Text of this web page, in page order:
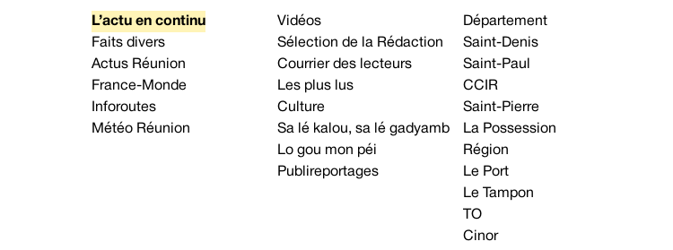
L’actu en continu
Faits divers
Actus Réunion
France-Monde
Inforoutes
Météo Réunion
Vidéos
Sélection de la Rédaction
Courrier des lecteurs
Les plus lus
Culture
Sa lé kalou, sa lé gadyamb
Lo gou mon péi
Publireportages
Département
Saint-Denis
Saint-Paul
CCIR
Saint-Pierre
La Possession
Région
Le Port
Le Tampon
TO
Cinor